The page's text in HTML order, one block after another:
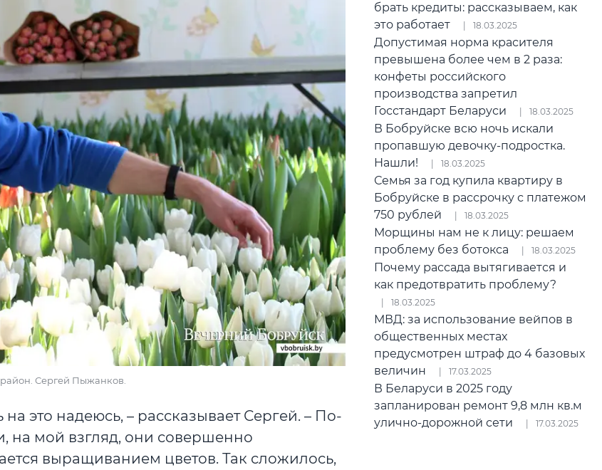
район. Сергей Пыжанков.
это надеюсь, – рассказывает Сергей. – По-
на мой взгляд, они совершенно
выращиванием цветов. Так сложилось,
брать кредиты: рассказываем, как
это работает
18.03.2025
Допустимая норма красителя
превышена более чем в 2 раза:
конфеты российского
производства запретил
Госстандарт Беларуси
18.03.2025
В Бобруйске всю ночь искали
пропавшую девочку-подростка.
Нашли!
18.03.2025
Семья за год купила квартиру в
Бобруйске в рассрочку с платежом
750 рублей
18.03.2025
Морщины нам не к лицу: решаем
проблему без ботокса
18.03.2025
Почему рассада вытягивается и
как предотвратить проблему?
18.03.2025
МВД: за использование вейпов в
общественных местах
предусмотрен штраф до 4 базовых
величин
17.03.2025
В Беларуси в 2025 году
запланирован ремонт 9,8 млн кв.м
улично-дорожной сети
17.03.2025